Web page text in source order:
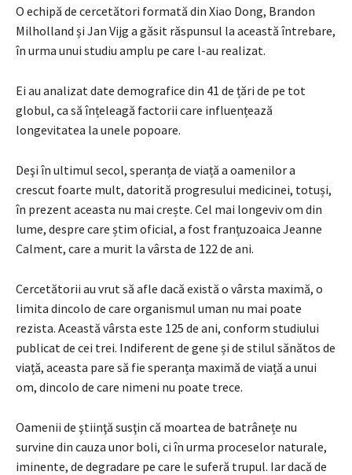
O echipă de cercetători formată din Xiao Dong, Brandon
Milholland și Jan Vijg a găsit răspunsul la această întrebare,
în urma unui studiu amplu pe care l-au realizat.
Ei au analizat date demografice din 41 de țări de pe tot
globul, ca să înțeleagă factorii care influențează
longevitatea la unele popoare.
Deşi în ultimul secol, speranța de viață a oamenilor a
crescut foarte mult, datorită progresului medicinei, totuși,
în prezent aceasta nu mai crește. Cel mai longeviv om din
lume, despre care știm oficial, a fost franțuzoaica Jeanne
Calment, care a murit la vârsta de 122 de ani.
Cercetătorii au vrut să afle dacă există o vârsta maximă, o
limita dincolo de care organismul uman nu mai poate
rezista. Această vârsta este 125 de ani, conform studiului
publicat de cei trei. Indiferent de gene și de stilul sănătos de
viață, aceasta pare să fie speranța maximă de viață a unui
om, dincolo de care nimeni nu poate trece.
Oamenii de ştiinţă susţin că moartea de batrânețe nu
survine din cauza unor boli, ci în urma proceselor naturale,
iminente, de degradare pe care le suferă trupul. Iar dacă de